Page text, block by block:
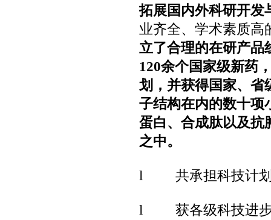
拓展国内外科研开发
业齐全、学术素质高
立了合理的在研产品
120余个国家级新药
划，并获得国家、省
子结构在内的数十项
蛋白、合成肽以及抗
之中。
l 共承担科技计
l 获各级科技进